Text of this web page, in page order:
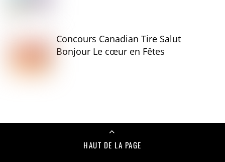
Concours Canadian Tire Salut
Bonjour Le cœur en Fêtes
HAUT DE LA PAGE